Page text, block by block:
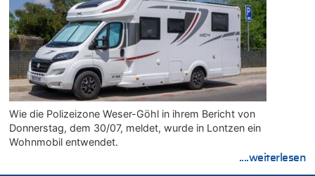
Wie die Polizeizone Weser-Göhl in ihrem Bericht von
Donnerstag, dem 30/07, meldet, wurde in Lontzen ein
Wohnmobil entwendet.
....weiterlesen